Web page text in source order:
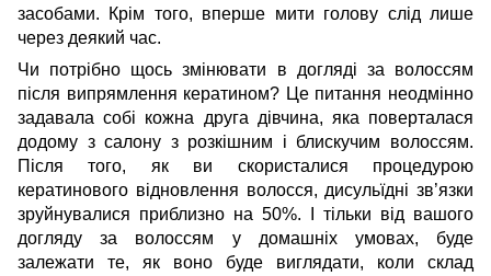
засобами. Крім того, вперше мити голову слід лише
через деякий час.
Чи потрібно щось змінювати в догляді за волоссям
після випрямлення кератином? Це питання неодмінно
задавала собі кожна друга дівчина, яка поверталася
додому з салону з розкішним і блискучим волоссям.
Після того, як ви скористалися процедурою
кератинового відновлення волосся, дисульїдні зв’язки
зруйнувалися приблизно на 50%. І тільки від вашого
догляду за волоссям у домашніх умовах, буде
залежати те, як воно буде виглядати, коли склад